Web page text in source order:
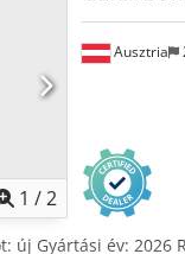
1 /2
Ausztria
új Gyártási év: 2026